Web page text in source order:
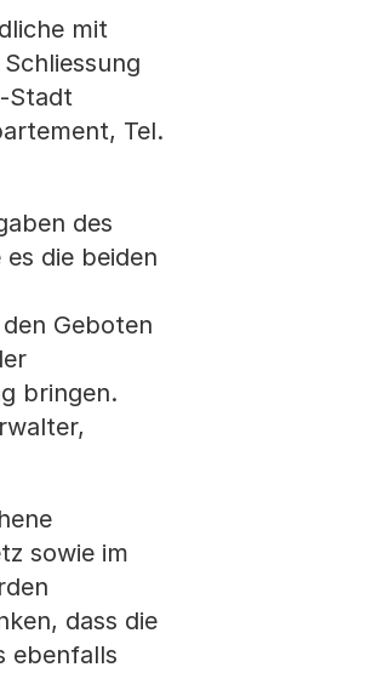
mit
Stadt
Tel.
des
die beiden
Geboten
bringen.
sowie im
dass die
ebenfalls